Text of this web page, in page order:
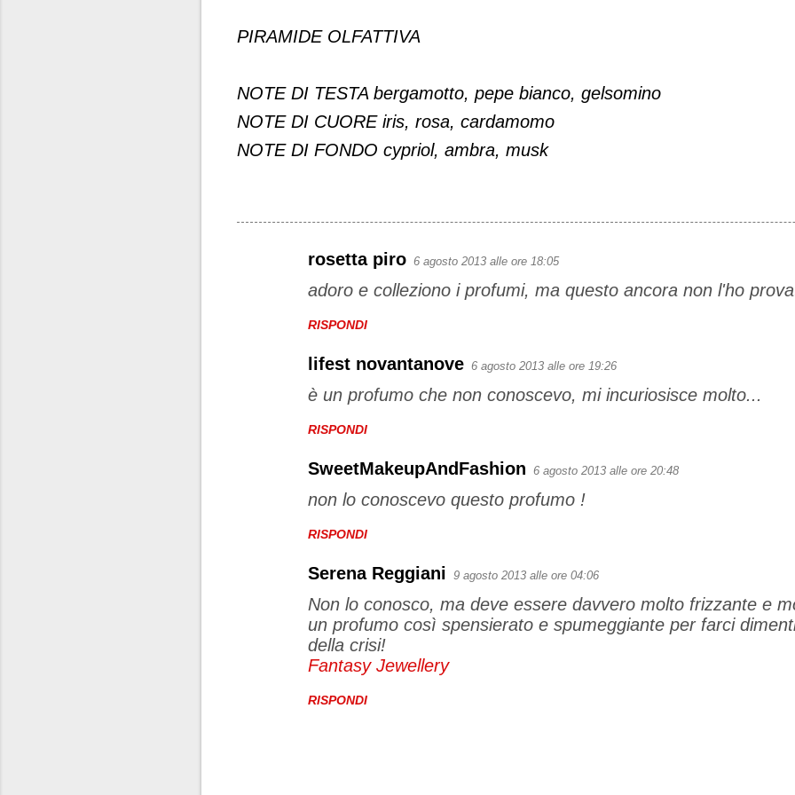
PIRAMIDE OLFATTIVA
NOTE DI TESTA bergamotto, pepe bianco, gelsomino
NOTE DI CUORE iris, rosa, cardamomo
NOTE DI FONDO cypriol, ambra, musk
rosetta piro 6 agosto 2013 alle ore 18:05
adoro e colleziono i profumi, ma questo ancora non l'ho
RISPONDI
lifest novantanove 6 agosto 2013 alle ore 19:26
è un profumo che non conoscevo, mi incuriosisce molto...
RISPONDI
SweetMakeupAndFashion 6 agosto 2013 alle ore 20:48
non lo conoscevo questo profumo !
RISPONDI
Serena Reggiani 9 agosto 2013 alle ore 04:06
Non lo conosco, ma deve essere davvero molto frizzante e
un profumo così spensierato e spumeggiante per farci
della crisi!
Fantasy Jewellery
RISPONDI